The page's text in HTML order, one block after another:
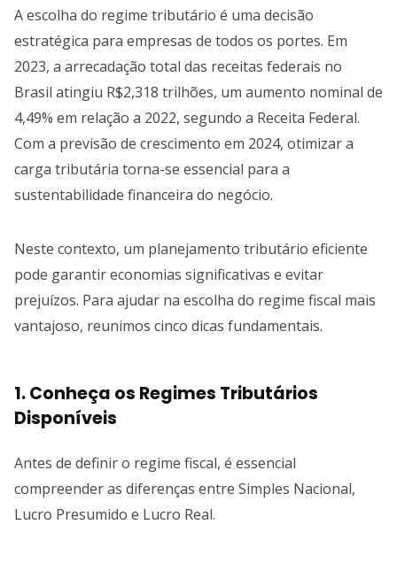
A escolha do regime tributário é uma decisão
estratégica para empresas de todos os portes. Em
2023, a arrecadação total das receitas federais no
Brasil atingiu R$2,318 trilhões, um aumento nominal de
4,49% em relação a 2022, segundo a Receita Federal.
Com a previsão de crescimento em 2024, otimizar a
carga tributária torna-se essencial para a
sustentabilidade financeira do negócio.
Neste contexto, um planejamento tributário eficiente
pode garantir economias significativas e evitar
prejuízos. Para ajudar na escolha do regime fiscal mais
vantajoso, reunimos cinco dicas fundamentais.
1. Conheça os Regimes Tributários
Disponíveis
Antes de definir o regime fiscal, é essencial
compreender as diferenças entre Simples Nacional,
Lucro Presumido e Lucro Real.